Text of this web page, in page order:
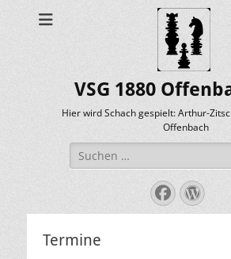
VSG 1880
Hier wird Schach gespielt: Arthur-
Offenbach
Suche
nach:
Termine